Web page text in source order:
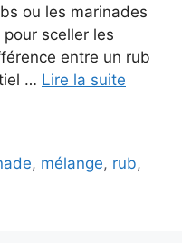
ou les marinades
sceller les
entre un rub
… Lire la suite
, mélange, rub,